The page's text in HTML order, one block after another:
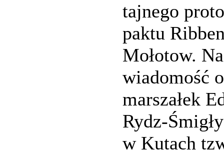
tajnego
paktu
Mołotow. Na
wiadomość
marszałek
Rydz-
w Kutach